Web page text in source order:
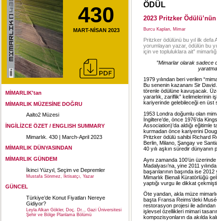
430
MART-NİSAN 2023
MİMARLIK'tan
MİMARLIK MÜZESİNE DOĞRU
Aalto2 Müzesi
İNGİLİZCE ÖZET / ENGLISH SUMMARY
Mimarlık. 430 | March-April 2023
MİMARLIK DÜNYASINDAN
MİMARLIK GÜNDEM
İkinci Yüzyıl, Seçim ve Depremler
Mustafa Sönmez, İktisatçı, Yazar
GÜNCEL
Türkiye’de Konut Fiyatları Nereye
Gidiyor?
Leyla Alkan Gökler, Doç. Dr.., Gazi Üniversitesi
Şehir ve Bölge Planlama Bölümü
ÖDÜL
2023 Pritzker
Burcu Kaplan, Mimar
Pritzker ödülünü bu yıl ilk defa
yorumlayan yazar, ödülün bu
için ve topluluklara ait”
”Mimarlar olarak sadece
1979 yılından beri verilen
Bu senenin kazananı Sir David
törenle ödülüne kavuşacak.
yararlık, zariflik” kelimelerinin
kariyerinde gelebileceği en üst
1953 Londra doğumlu olan
İngiltere’de, önce 1976’da
Association)’da aldığı eğitimle
kurmadan önce kariyerini
Pritzker ödülü sahibi Richard
Berlin, Milano, Şangay ve
40 yılı aşkın süredir
Aynı zamanda 100’ün
Madalyası’na, yine 2011
başarılarının başında ise
Mimarlık Bienali Küratörlüğü
yaptığı vurgu ile dikkat
Öte yandan, akla müze
başta Fransa Reims’deki
restorasyon projesi ile adından
işlevsel özellikleri mimari
kompozisyonların da akılda